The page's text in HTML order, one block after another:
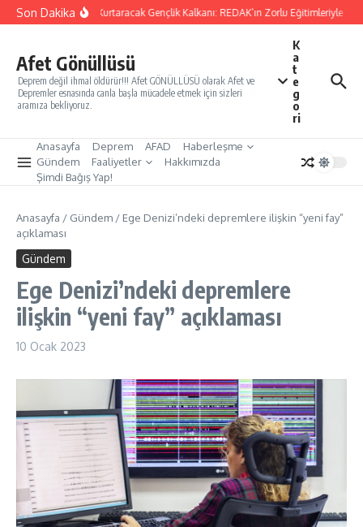
İçeriğe atla
Son DakikaYarınları Kurtaracak Gençlik Kalkanı: REDAK’ın Zorlu Eğitimleriyle
Afet Gönüllüsü
Deprem değil ihmal öldürür!!! Afet GÖNÜLLÜSÜ olarak Afet ve
Depremler esnasında canla başla mücadele etmek için sizleri
aramıza bekliyoruz.
K
a
t
e
g
o
ri
Anasayfa Deprem AFAD
Haberleşme
Gündem
Faaliyetler
Hakkımızda
Şimdi Bağış Yap!
Anasayfa / Gündem / Ege Denizi’ndeki depremlere ilişkin “yeni fay”
açıklaması
Gündem
Ege Denizi’ndeki depremlere
ilişkin “yeni fay” açıklaması
10 Ocak 2023